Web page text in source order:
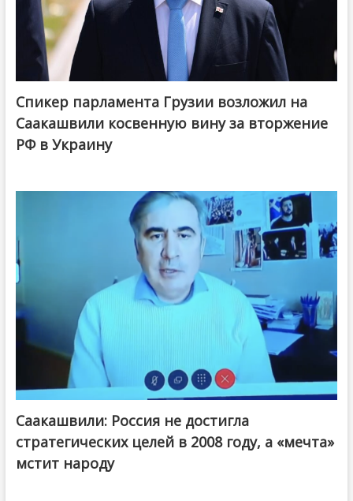
Спикер парламента Грузии возложил на
Саакашвили косвенную вину за вторжение
РФ в Украину
Саакашвили: Россия не достигла
стратегических целей в 2008 году, а «мечта»
мстит народу